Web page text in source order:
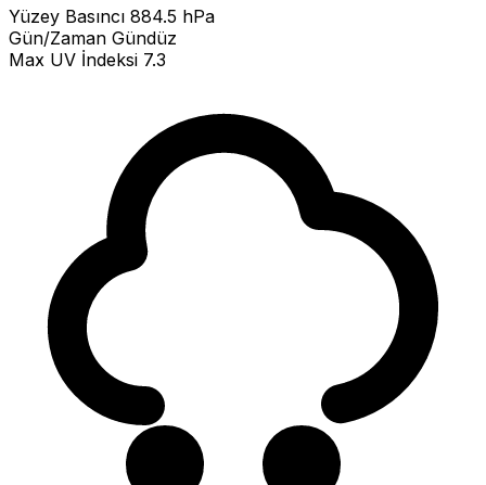
Yüzey Basıncı 884.5 hPa
Gün/Zaman Gündüz
Max UV İndeksi 7.3